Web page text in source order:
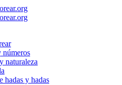
números
naturaleza
hadas y hadas